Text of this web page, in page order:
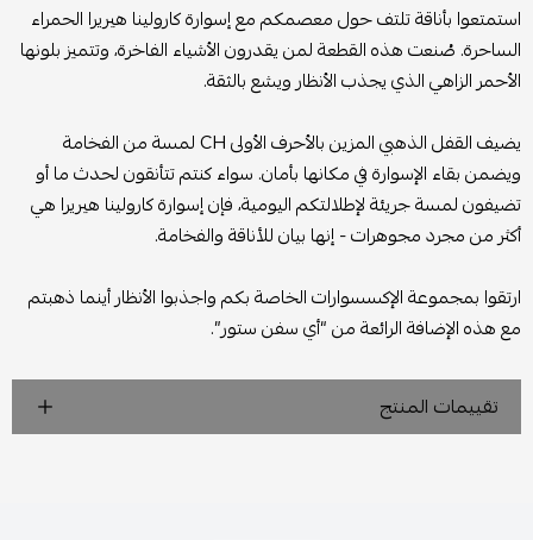
استمتعوا بأناقة تلتف حول معصمكم مع إسوارة كارولينا هيريرا الحمراء
الساحرة. صُنعت هذه القطعة لمن يقدرون الأشياء الفاخرة، وتتميز بلونها
الأحمر الزاهي الذي يجذب الأنظار ويشع بالثقة.
يضيف القفل الذهبي المزين بالأحرف الأولى CH لمسة من الفخامة
ويضمن بقاء الإسوارة في مكانها بأمان. سواء كنتم تتأنقون لحدث ما أو
تضيفون لمسة جريئة لإطلالتكم اليومية، فإن إسوارة كارولينا هيريرا هي
أكثر من مجرد مجوهرات - إنها بيان للأناقة والفخامة.
ارتقوا بمجموعة الإكسسوارات الخاصة بكم واجذبوا الأنظار أينما ذهبتم
مع هذه الإضافة الرائعة من “أي سفن ستور”.
تقييمات المنتج